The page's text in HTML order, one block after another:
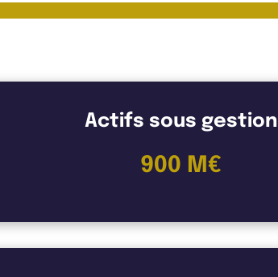
Actifs sous gestion
900 M€